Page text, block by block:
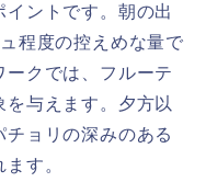
ントです。朝の出
程度の控えめな量で
クでは、フルーテ
を与えます。夕方以
ョリの深みのある
す。